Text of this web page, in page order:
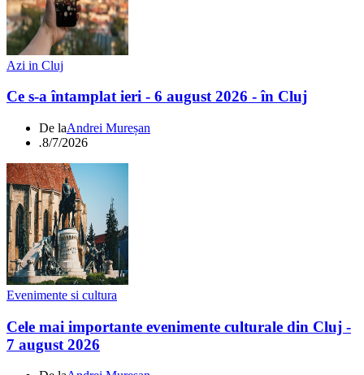
Azi in Cluj
Ce s-a întamplat ieri - 6 august 2026 - în Cluj
De laAndrei Mureșan
.8/7/2026
Evenimente si cultura
Cele mai importante evenimente culturale din Cluj -
7 august 2026